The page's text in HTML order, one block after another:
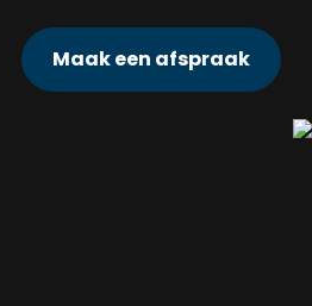
Maak een afspraak